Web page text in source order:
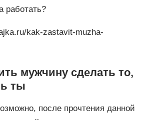
работать?
kak-zastavit-muzha-
мужчину сделать то,
ты
после прочтения данной